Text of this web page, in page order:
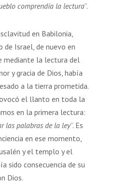
comprendía la lectura”.
en Babilonia,
de Israel, de nuevo en
mediante la lectura del
y gracia de Dios, había
a la tierra prometida.
el llanto en toda la
en la primera lectura:
las palabras de la ley”. Es
en ese momento,
y el templo y el
sido consecuencia de su
Dios.